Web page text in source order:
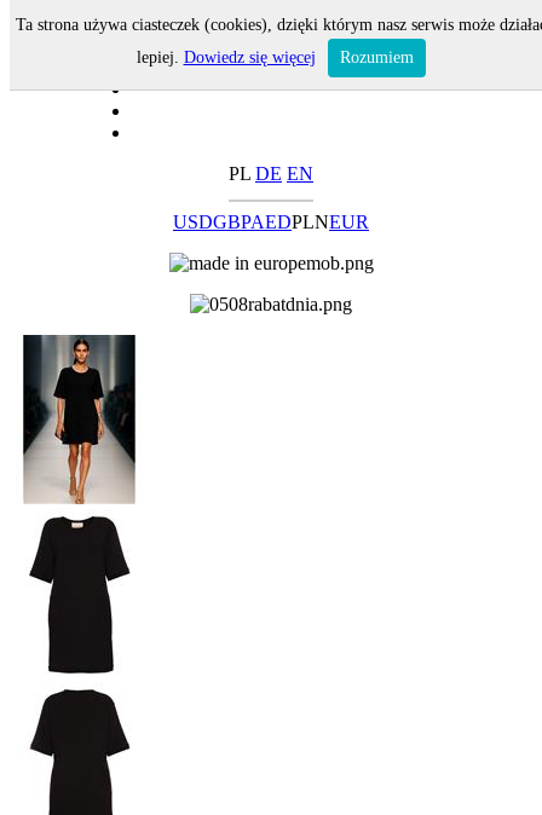
PL DE EN
USDGBPAEDPLNEUR
Ta strona używa ciasteczek (cookies), dzięki którym nasz serwis może
lepiej. Dowiedz się więcej Rozumiem